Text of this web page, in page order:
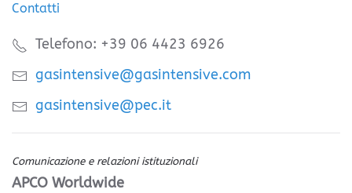
Contatti
Telefono: +39 06 4423 6926
gasintensive@gasintensive.com
gasintensive@pec.it
Comunicazione e relazioni istituzionali
APCO Worldwide